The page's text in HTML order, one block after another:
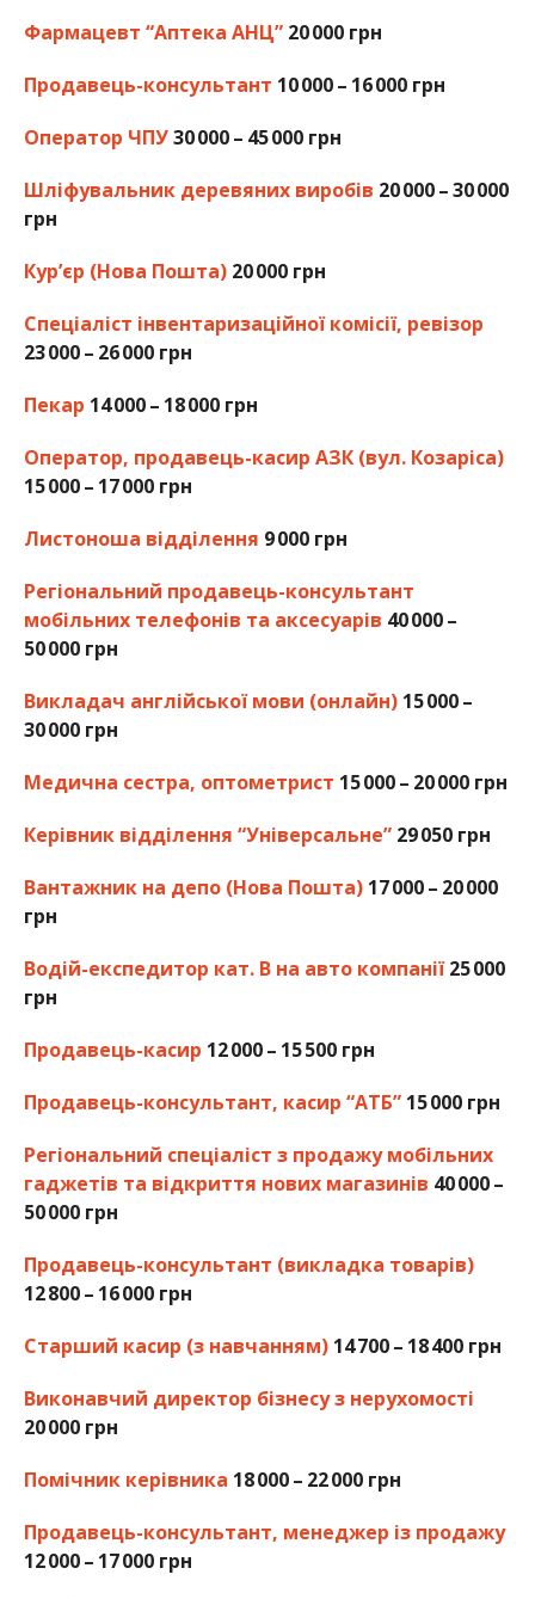
Фармацевт “Аптека АНЦ” 20 000 грн
Продавець-консультант 10 000 – 16 000 грн
Оператор ЧПУ 30 000 – 45 000 грн
Шліфувальник деревяних виробів 20 000 – 30 000
грн
Кур’єр (Нова Пошта) 20 000 грн
Спеціаліст інвентаризаційної комісії, ревізор
23 000 – 26 000 грн
Пекар 14 000 – 18 000 грн
Оператор, продавець-касир АЗК (вул. Козаріса)
15 000 – 17 000 грн
Листоноша відділення 9 000 грн
Регіональний продавець-консультант
мобільних телефонів та аксесуарів 40 000 –
50 000 грн
Викладач англійської мови (онлайн) 15 000 –
30 000 грн
Медична сестра, оптометрист 15 000 – 20 000 грн
Керівник відділення “Універсальне” 29 050 грн
Вантажник на депо (Нова Пошта) 17 000 – 20 000
грн
Водій-експедитор кат. В на авто компанії 25 000
грн
Продавець-касир 12 000 – 15 500 грн
Продавець-консультант, касир “АТБ” 15 000 грн
Регіональний спеціаліст з продажу мобільних
гаджетів та відкриття нових магазинів 40 000 –
50 000 грн
Продавець-консультант (викладка товарів)
12 800 – 16 000 грн
Старший касир (з навчанням) 14 700 – 18 400 грн
Виконавчий директор бізнесу з нерухомості
20 000 грн
Помічник керівника 18 000 – 22 000 грн
Продавець-консультант, менеджер із продажу
12 000 – 17 000 грн